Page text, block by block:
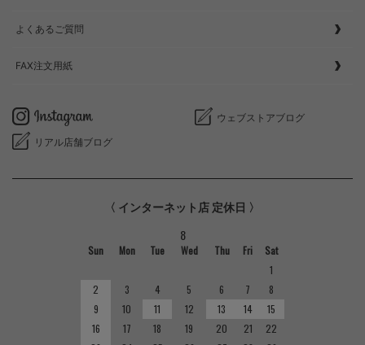
よくあるご質問
FAX注文用紙
ウェブストアブログ
リアル店舗ブログ
〈 インターネット店 定休日 〉
8
Sun Mon Tue Wed Thu Fri
Sat
1
2
3 4 5 6 7
8
9
10 11 12 13 14
15
16
17 18 19 20 21
22